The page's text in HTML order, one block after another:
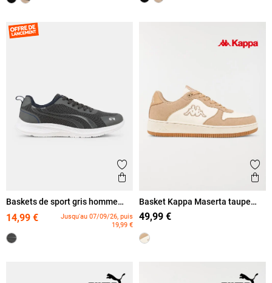
Ajouter aux favoris
Aperçu rapide
Baskets de sport gris homme
(40-46)
14,99 €
Jusqu'au 07/09/26, puis
19,99 €
Basket Kappa Maserta taupe
homme (40-46)
49,99 €